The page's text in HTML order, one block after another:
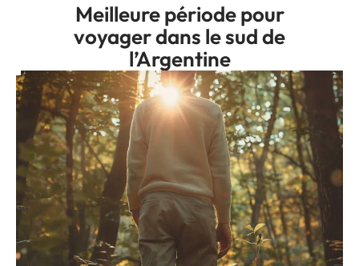
Meilleure période pour
voyager dans le sud de
l’Argentine